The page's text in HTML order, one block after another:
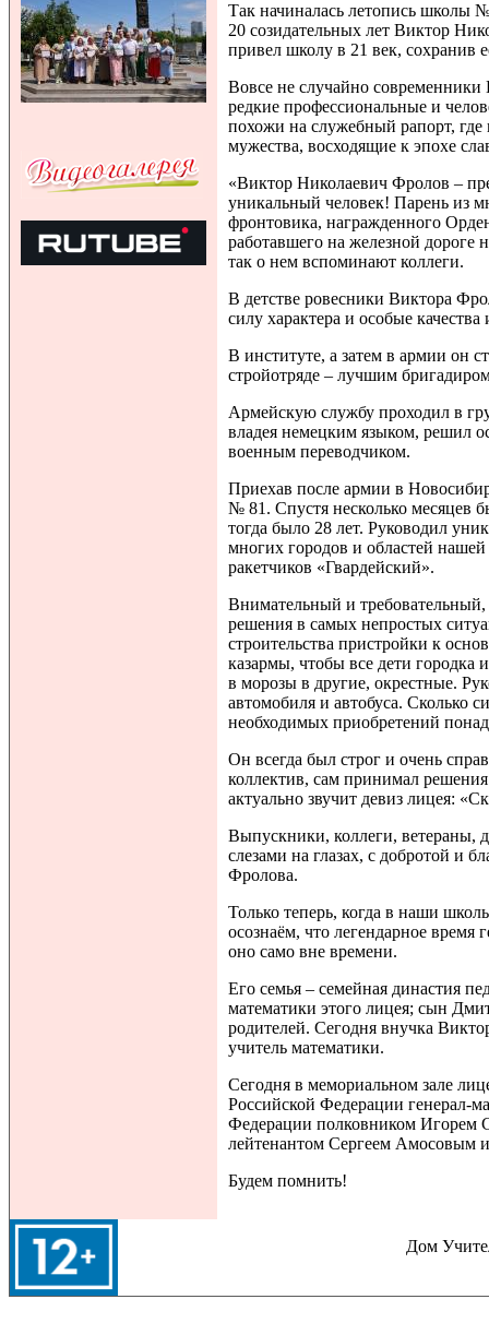
Так начиналась летопись школы
20 созидательных лет Виктор
привел школу в 21 век, сохранив
Вовсе не случайно
редкие профессиональные и
похожи на служебный рапорт,
мужества, восходящие к эпохе
«Виктор Николаевич Фролов –
уникальный человек! Парень из
фронтовика, награжденного
работавшего на железной дороге
так о нем вспоминают коллеги.
В детстве ровесники Виктора
силу характера и особые качества
В институте, а затем в армии он
стройотряде – лучшим
Армейскую службу проходил в
владея немецким языком, решил
военным переводчиком.
Приехав после армии в
№ 81. Спустя несколько месяцев
тогда было 28 лет. Руководил
многих городов и областей
ракетчиков «Гвардейский».
Внимательный и
решения в самых непростых
строительства пристройки к
казармы, чтобы все дети городка
в морозы в другие, окрестные.
автомобиля и автобуса. Сколько
необходимых приобретений
Он всегда был строг и очень
коллектив, сам принимал
актуально звучит девиз лицея:
Выпускники, коллеги, ветераны,
слезами на глазах, с добротой и
Фролова.
Только теперь, когда в наши
осознаём, что легендарное время
оно само вне времени.
Его семья – семейная династия
математики этого лицея; сын
родителей. Сегодня внучка
учитель математики.
Сегодня в мемориальном зале
Российской Федерации генерал-
Федерации полковником Игорем
лейтенантом Сергеем Амосовым
Будем помнить!
Дом